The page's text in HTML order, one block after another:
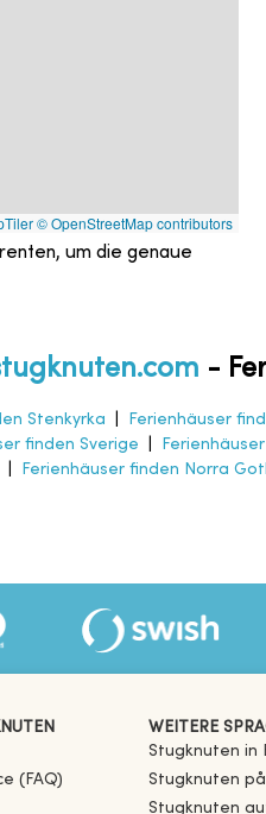
© OpenStreetMap contributors
um die genaue
-
Stenkyrka Ferienhäuser
finden Sverige
Ferienhäuser finden Norra
(FAQ)
WEITERE
Stugknuten in
Stugknuten på
Stugknuten